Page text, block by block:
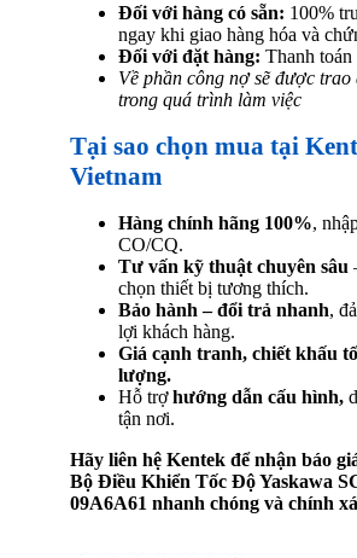
Đối với hàng có sẵn: 100%
ngay khi giao hàng hóa và
Đối với đặt hàng: Thanh toán
Về phần công nợ sẽ được trao
trong quá trình làm việc
Tại sao chọn mua tại
Vietnam
Hàng chính hãng 100%,
CO/CQ.
Tư vấn kỹ thuật chuyên sâu
chọn thiết bị tương thích.
Bảo hành – đổi trả nhanh,
lợi khách hàng.
Giá cạnh tranh, chiết khấu
lượng.
Hỗ trợhướng dẫn cấu hình,
tận nơi.
Hãy liên hệ Kentek để nhận báo
Bộ Điều Khiển Tốc Độ Yaskawa
09A6A61 nhanh chóng và chính